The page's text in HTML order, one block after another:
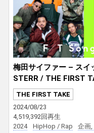
梅田サイファー – スイ
STERR / THE FIRST
THE FIRST TAKE
2024/08/23
4,519,392回再生
2024
HipHop / Rap
企画